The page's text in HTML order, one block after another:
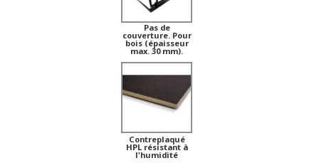
Pas de
couverture. Pour
bois (épaisseur
max. 30 mm).
Contreplaqué
HPL résistant à
l'humidité